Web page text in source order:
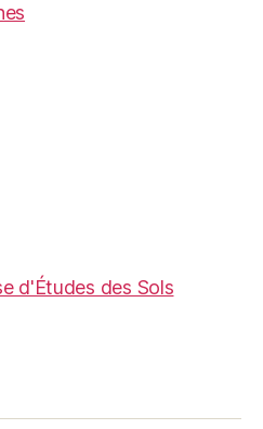
d'Études des Sols